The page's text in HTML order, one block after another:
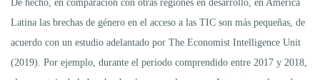
De hecho, en comparación con otras regiones en desarrollo, en América
Latina las brechas de género en el acceso a las TIC son más pequeñas, de
acuerdo con un estudio adelantado por The Economist Intelligence Unit
(2019). Por ejemplo, durante el periodo comprendido entre 2017 y 2018,